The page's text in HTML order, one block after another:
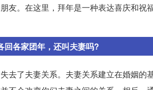
友。在这里，拜年是一种表达喜庆和祝
回各家团年，还叫夫妻吗?
去了夫妻关系。夫妻关系建立在婚姻的